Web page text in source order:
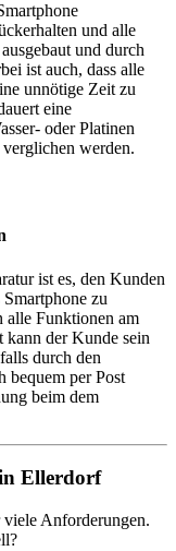
und alle
und durch
ist auch, dass alle
unnötige Zeit zu
eine
oder Platinen
werden.
ist es, den Kunden
zu
alle Funktionen am
kann der Kunde sein
durch den
bequem per Post
beim dem
Ellerdorf
viele Anforderungen.